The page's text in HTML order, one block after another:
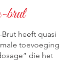
Brut heeft quasi
toevoeging
die het